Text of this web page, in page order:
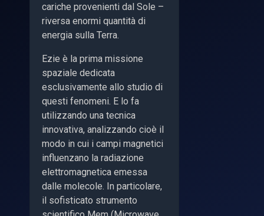
cariche provenienti dal Sole –
riversa enormi quantità di
energia sulla Terra.
Ezie è la prima missione
spaziale dedicata
esclusivamente allo studio di
questi fenomeni. E lo fa
utilizzando una tecnica
innovativa, analizzando cioè il
modo in cui i campi magnetici
influenzano la radiazione
elettromagnetica emessa
dalle molecole. In particolare,
il sofisticato strumento